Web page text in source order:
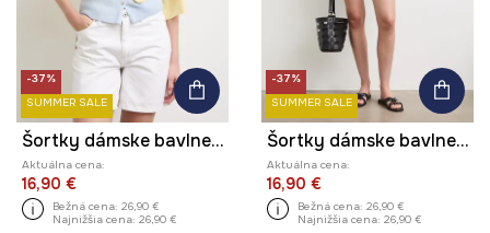
-37%
SUMMER SALE
Šortky dámske bavlnené high waist
Aktuálna cena:
16,90 €
Bežná cena: 26,90 €
Najnižšia cena: 26,90 €
-37%
SUMMER SALE
Šortky dámske bavlnené high waist
Aktuálna cena:
16,90 €
Bežná cena: 26,90 €
Najnižšia cena: 26,90 €